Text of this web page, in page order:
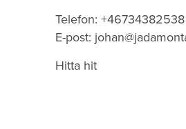
Telefon: +46734382538
E-post:
Hitta hit